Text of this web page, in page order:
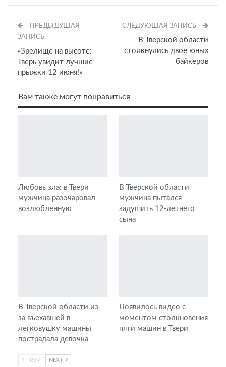
ПРЕДЫДУЩАЯ
ЗАПИСЬ
«Зрелище на высоте:
Тверь увидит лучшие
прыжки 12 июня!»
СЛЕДУЮЩАЯ ЗАПИСЬ
В Тверской области
столкнулись двое юных
байкеров
Вам также могут понравиться
Любовь зла: в Твери
мужчина разочаровал
возлюбленную
В Тверской области
мужчина пытался
задушить 12-летнего
сына
В Тверской области из-
за въехавшей в
легковушку машины
пострадала девочка
Появилось видео с
моментом столкновения
пяти машин в Твери
PREV NEXT